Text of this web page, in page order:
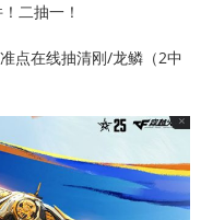
二抽一！
点在线抽清刚/龙鳞（2中